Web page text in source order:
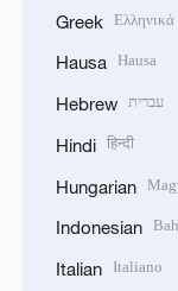
Greek Ελληνικά
Hausa Hausa
Hebrew עברית
Hindi हिन्दी
Hungarian
Indonesian
Italian Italiano